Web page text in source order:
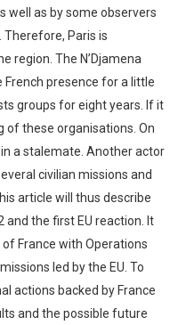
well as by some observers
Therefore, Paris is
region. The N’Djamena
presence for a little
groups for eight years. If it
of these organisations. On
a stalemate. Another actor
civilian missions and
article will thus describe
the first EU reaction. It
France with Operations
led by the EU. To
actions backed by France
and the possible future